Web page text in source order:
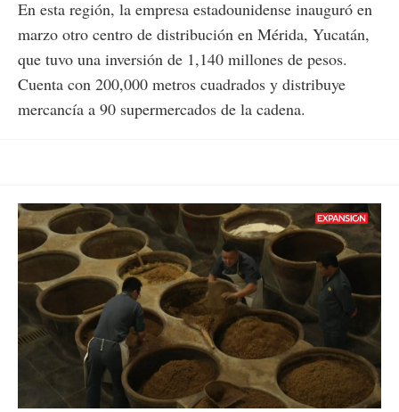
En esta región, la empresa estadounidense inauguró en
marzo otro centro de distribución en Mérida, Yucatán,
que tuvo una inversión de 1,140 millones de pesos.
Cuenta con 200,000 metros cuadrados y distribuye
mercancía a 90 supermercados de la cadena.
Unmute Loaded
100.00%